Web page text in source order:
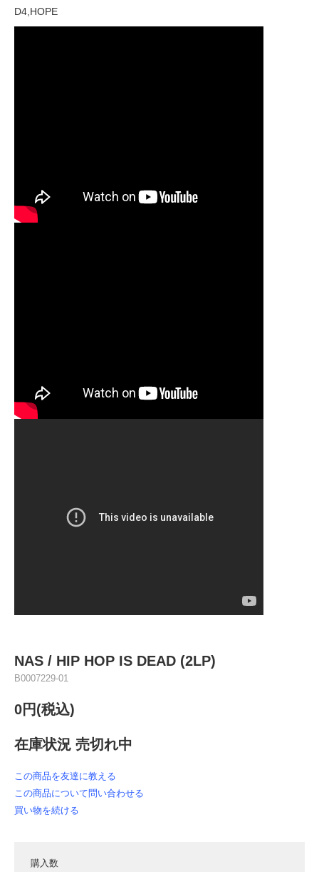
D4,HOPE
NAS ‎/ HIP HOP IS DEAD (2LP)
B0007229-01
0円(税込)
在庫状況 売切れ中
この商品を友達に教える
この商品について問い合わせる
買い物を続ける
購入数